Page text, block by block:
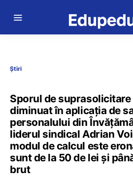
Știri
Sporul de
diminuat în aplicația de
personalului din
liderul sindical Adrian
modul de calcul este
sunt de la 50 de lei și
brut